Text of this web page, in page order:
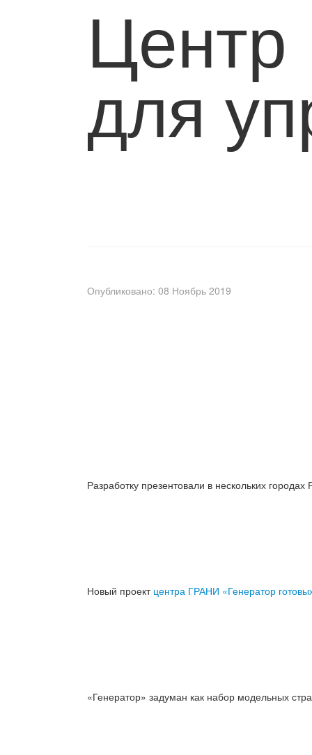
Центр
для
Опубликовано: 08 Ноябрь 2019
Разработку презентовали в нескольких
Новый проект центра ГРАНИ «Генератор
«Генератор» задуман как набор модельных